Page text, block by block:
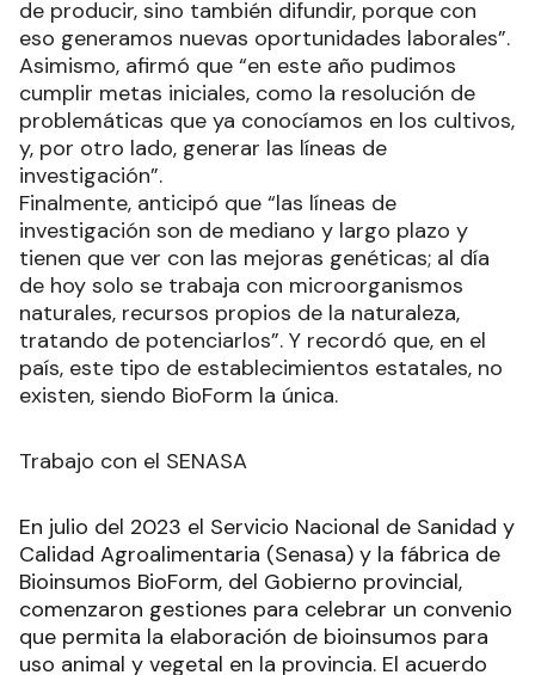
de producir, sino también difundir, porque con
eso generamos nuevas oportunidades laborales”.
Asimismo, afirmó que “en este año pudimos
cumplir metas iniciales, como la resolución de
problemáticas que ya conocíamos en los cultivos,
y, por otro lado, generar las líneas de
investigación”.
Finalmente, anticipó que “las líneas de
investigación son de mediano y largo plazo y
tienen que ver con las mejoras genéticas; al día
de hoy solo se trabaja con microorganismos
naturales, recursos propios de la naturaleza,
tratando de potenciarlos”. Y recordó que, en el
país, este tipo de establecimientos estatales, no
existen, siendo BioForm la única.
Trabajo con el SENASA
En julio del 2023 el Servicio Nacional de Sanidad y
Calidad Agroalimentaria (Senasa) y la fábrica de
Bioinsumos BioForm, del Gobierno provincial,
comenzaron gestiones para celebrar un convenio
que permita la elaboración de bioinsumos para
uso animal y vegetal en la provincia. El acuerdo